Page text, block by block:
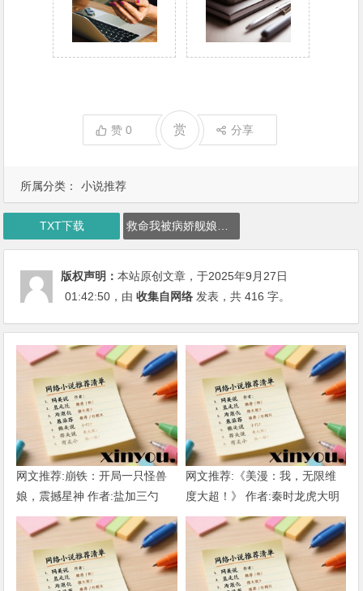
所属分类： 小说推荐
赞0 赏 分享
TXT下载 救命我被病娇舰娘包围了下载
版权声明：本站原创文章，于2025年9月27日
01:42:50 ，由收集自网络 发表，共 416 字。
网文推荐:崩铁：开局一只怪兽
娘，震撼星神 作者:盐加三勺
（1-218）TXT下载
网文推荐:《美漫：我，无限维
度大超！》 作者:秦时龙虎大明
1-802章 TXT下载